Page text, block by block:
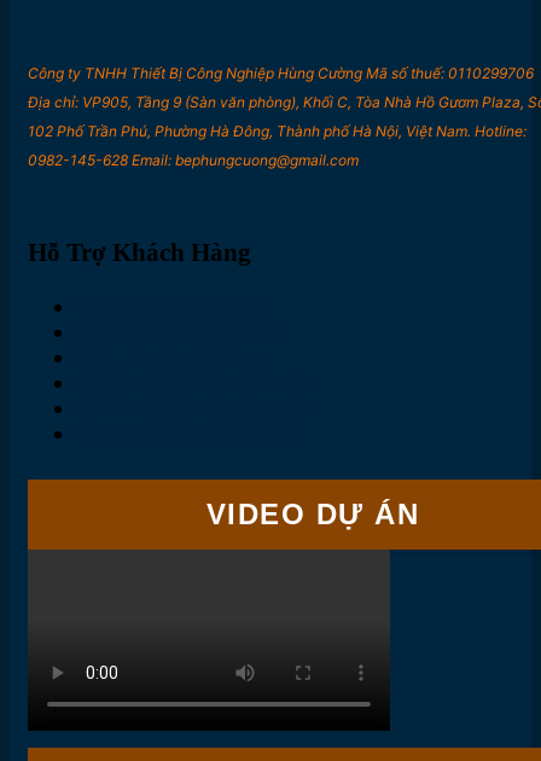
Công ty TNHH Thiết Bị Công Nghiệp Hùng Cường Mã số thuế: 0110299706
Địa chỉ: VP905, Tầng 9 (Sàn văn phòng), Khối C, Tòa Nhà Hồ Gươm Plaza,
102 Phố Trần Phú, Phường Hà Đông, Thành phố Hà Nội, Việt Nam. Hotline:
0982-145-628 Email: bephungcuong@gmail.com
Hỗ Trợ Khách Hàng
VIDEO DỰ ÁN